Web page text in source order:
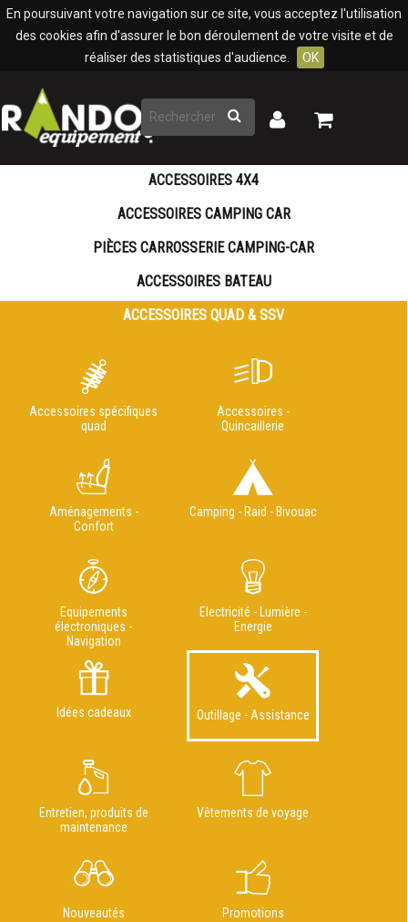
En poursuivant votre navigation sur ce site, vous acceptez l'utilisation
des cookies afin d'assurer le bon déroulement de votre visite et de
réaliser des statistiques d'audience.
OK
Rechercher
Mon
Mon
ACCESSOIRES 4X4
ACCESSOIRES CAMPING CAR
PIÈCES CARROSSERIE CAMPING-CAR
ACCESSOIRES BATEAU
ACCESSOIRES QUAD & SSV
Accessoires spécifiques
quad
Accessoires -
Quincaillerie
Aménagements -
Confort
Camping - Raid - Bivouac
Equipements
électroniques -
Navigation
Electricité - Lumière -
Energie
Idées cadeaux Outillage - Assistance
Entretien, produits de
maintenance
Vêtements de voyage
Nouveautés Promotions
Panneau de gestion des cookies